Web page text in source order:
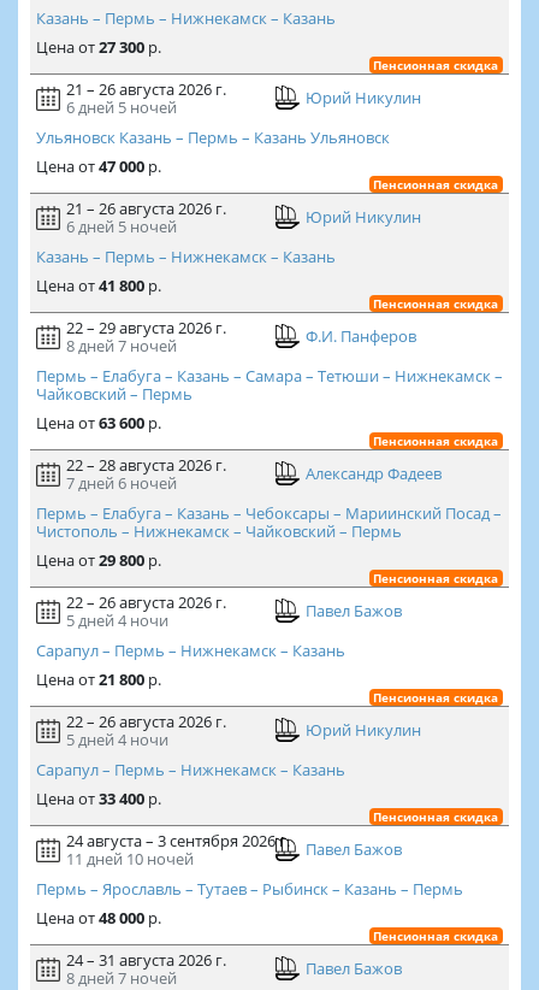
Казань – Пермь – Нижнекамск – Казань
Ценаот27 300р.
Пенсионная скидка
21 – 26 августа 2026 г.
6 дней 5 ночей
Юрий Никулин
Ульяновск Казань – Пермь – Казань Ульяновск
Ценаот47 000р.
Пенсионная скидка
21 – 26 августа 2026 г.
6 дней 5 ночей
Юрий Никулин
Казань – Пермь – Нижнекамск – Казань
Ценаот41 800р.
Пенсионная скидка
22 – 29 августа 2026 г.
8 дней 7 ночей
Ф.И. Панферов
Пермь – Елабуга – Казань – Самара – Тетюши – Нижнекамск –
Чайковский – Пермь
Ценаот63 600р.
Пенсионная скидка
22 – 28 августа 2026 г.
7 дней 6 ночей
Александр Фадеев
Пермь – Елабуга – Казань – Чебоксары – Мариинский Посад –
Чистополь – Нижнекамск – Чайковский – Пермь
Ценаот29 800р.
Пенсионная скидка
22 – 26 августа 2026 г.
5 дней 4 ночи
Павел Бажов
Сарапул – Пермь – Нижнекамск – Казань
Ценаот21 800р.
Пенсионная скидка
22 – 26 августа 2026 г.
5 дней 4 ночи
Юрий Никулин
Сарапул – Пермь – Нижнекамск – Казань
Ценаот33 400р.
Пенсионная скидка
24 августа – 3 сентября 2026 г.
11 дней 10 ночей
Павел Бажов
Пермь – Ярославль – Тутаев – Рыбинск – Казань – Пермь
Ценаот48 000р.
Пенсионная скидка
24 – 31 августа 2026 г.
8 дней 7 ночей
Павел Бажов